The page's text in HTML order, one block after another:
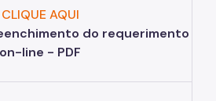
CLIQUE AQUI
do requerimento
on-line - PDF